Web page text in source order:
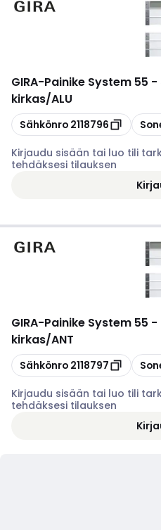
GIRA-Painike System 55 -
kirkas/ALU
Kopioi
Sähkönro 2118796 Kopioi
Kirjaudu sisään tai luo tili
tehdäksesi tilauksen
GIRA-Painike System 55 -
kirkas/ANT
Kopioi
Sähkönro 2118797 Kopioi
Kirjaudu sisään tai luo tili
tehdäksesi tilauksen